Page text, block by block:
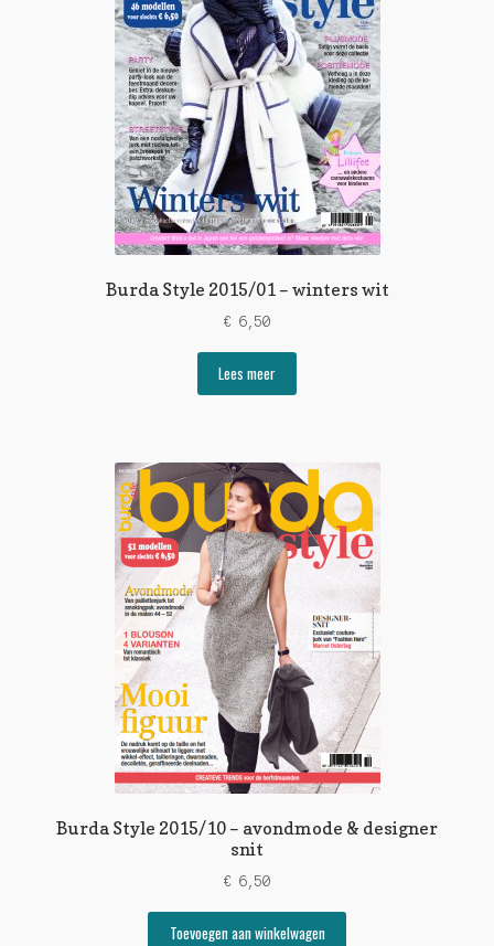
Burda Style 2015/01 – winters wit
€ 6,50
Lees meer
Burda Style 2015/10 – avondmode & designer
snit
€ 6,50
Toevoegen aan winkelwagen